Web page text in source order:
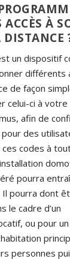
ACCÈS À
un dispositif
différents
de façon
celui-ci à
afin de
pour des
codes à
pourra
pourra dont
le cadre d’un
ou pour
personnes